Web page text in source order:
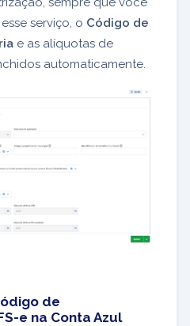
serviço, o Código de
e as alíquotas de
automaticamente.
de
e na Conta Azul